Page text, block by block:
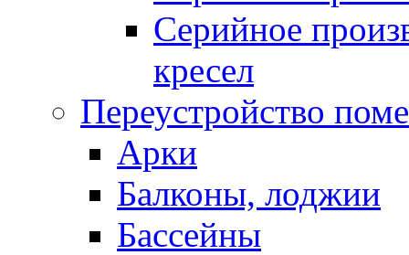
Серийное
кресел
Переустройство
Арки
Балконы, лоджии
Бассейны